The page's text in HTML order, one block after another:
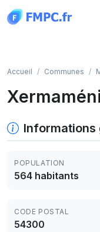
Accueil Communes
Informations
POPULATION
564 habitants
CODE POSTAL
54300
Panneau de gestion